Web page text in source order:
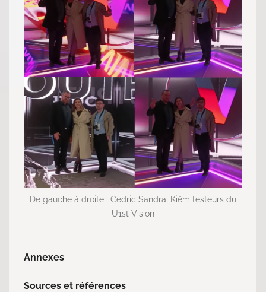
De gauche à droite : Cédric Sandra, Kiêm testeurs du
U1st Vision
Annexes
Sources et références